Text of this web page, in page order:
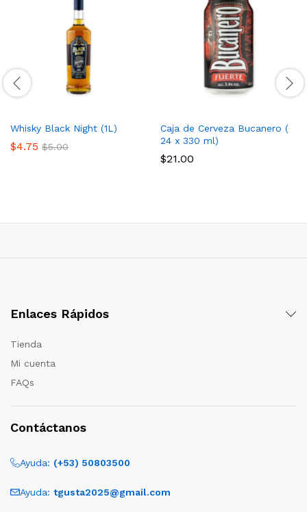
Whisky Black Night (1L)
$4.75 $5.00
Caja de Cerveza Bucanero (
24 x 330 ml)
$21.00
Enlaces Rápidos
Tienda
Mi cuenta
FAQs
Contáctanos
Ayuda: (+53) 50803500
Ayuda: tgusta2025@gmail.com